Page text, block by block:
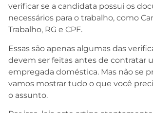
verificar se a candidata possui os
necessários para o trabalho, como
Trabalho, RG e CPF.
Essas são apenas algumas das
devem ser feitas antes de contratar
empregada doméstica. Mas não se
vamos mostrar tudo o que você
o assunto.